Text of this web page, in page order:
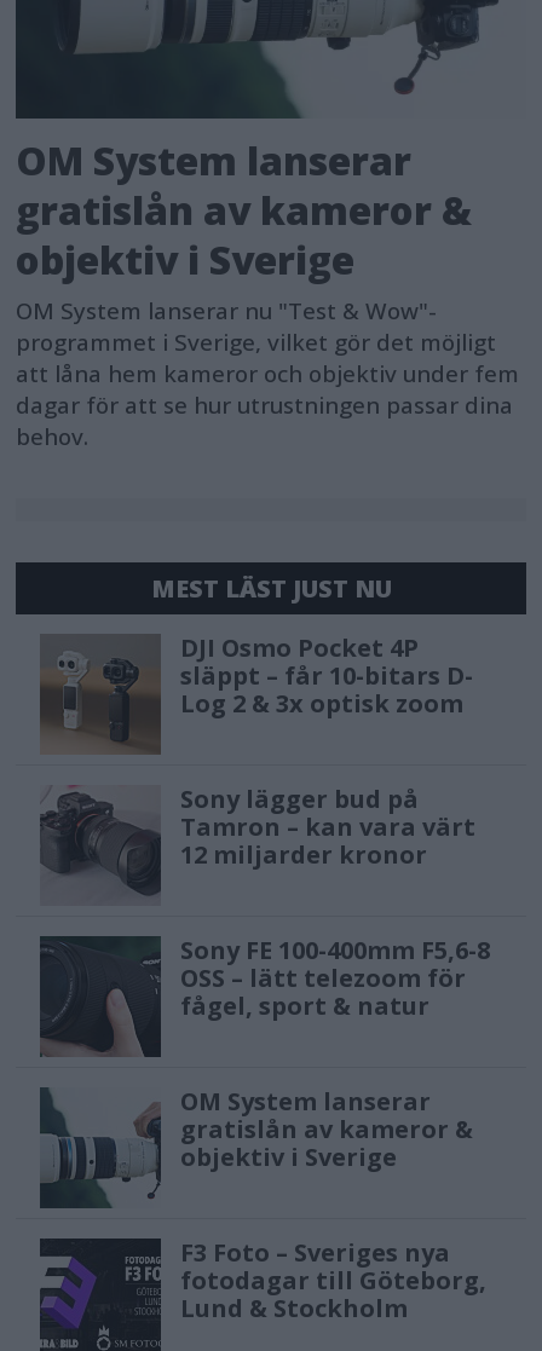
OM System lanserar
gratislån av kameror &
objektiv i Sverige
OM System lanserar nu "Test & Wow"-
programmet i Sverige, vilket gör det möjligt
att låna hem kameror och objektiv under fem
dagar för att se hur utrustningen passar dina
behov.
MEST LÄST JUST NU
DJI Osmo Pocket 4P
släppt – får 10-bitars D-
Log 2 & 3x optisk zoom
Sony lägger bud på
Tamron – kan vara värt
12 miljarder kronor
Sony FE 100-400mm F5,6-8
OSS – lätt telezoom för
fågel, sport & natur
OM System lanserar
gratislån av kameror &
objektiv i Sverige
F3 Foto – Sveriges nya
fotodagar till Göteborg,
Lund & Stockholm